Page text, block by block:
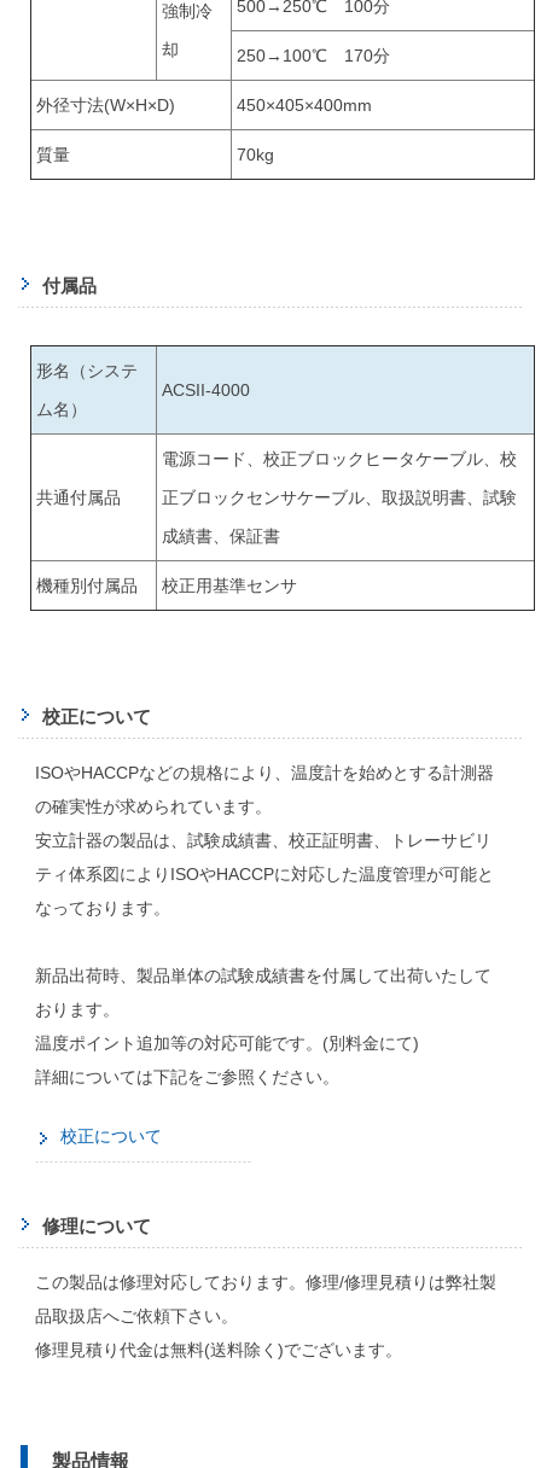
強制冷
却
500→250℃ 100分
250→100℃ 170分
外径寸法(W×H×D) 450×405×400mm
質量 70kg
付属品
形名（システ
ム名）
ACSII-4000
共通付属品
電源コード、校正ブロックヒータケーブル、校
正ブロックセンサケーブル、取扱説明書、試験
成績書、保証書
機種別付属品 校正用基準センサ
校正について
ISOやHACCPなどの規格により、温度計を始めとする計測器
の確実性が求められています。
安立計器の製品は、試験成績書、校正証明書、トレーサビリ
ティ体系図によりISOやHACCPに対応した温度管理が可能と
なっております。
新品出荷時、製品単体の試験成績書を付属して出荷いたして
おります。
温度ポイント追加等の対応可能です。(別料金にて)
詳細については下記をご参照ください。
校正について
修理について
この製品は修理対応しております。修理/修理見積りは弊社製
品取扱店へご依頼下さい。
修理見積り代金は無料(送料除く)でございます。
製品情報